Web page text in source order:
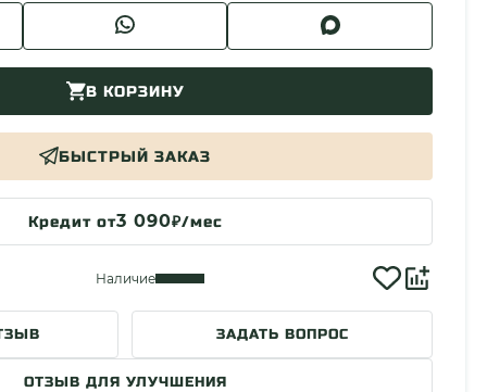
В КОРЗИНУ
БЫСТРЫЙ ЗАКАЗ
Кредит от3 090₽/мес
Наличие
ЗАДАТЬ ВОПРОС
ОТЗЫВ ДЛЯ УЛУЧШЕНИЯ